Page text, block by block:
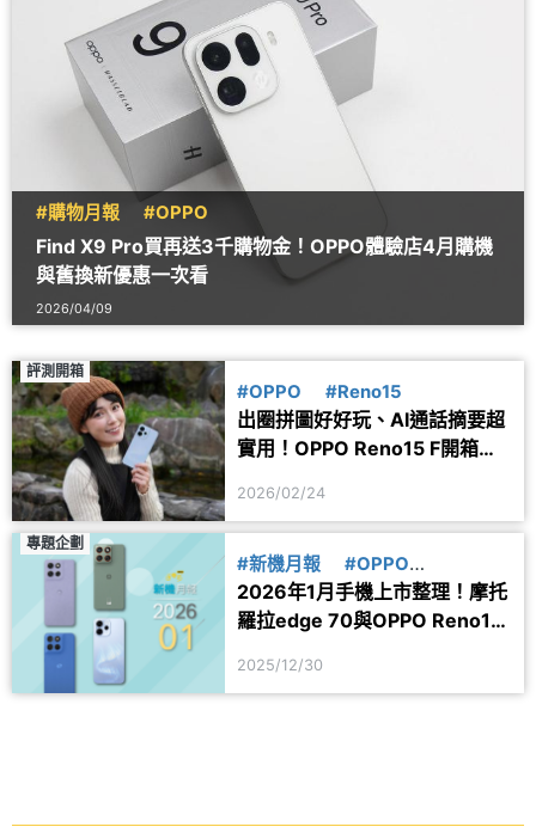
#購物月報 #OPPO
Find X9 Pro買再送3千購物金！OPPO體驗店4月購機
與舊換新優惠一次看
2026/04/09
評測開箱
#OPPO #Reno15
出圈拼圖好好玩、AI通話摘要超
實用！OPPO Reno15 F開箱跑
2026/02/24
專題企劃
#新機月報
#OPPO
#Motorola摩托羅拉
2026年1月手機上市整理！摩托
羅拉edge 70與OPPO Reno15
2025/12/30